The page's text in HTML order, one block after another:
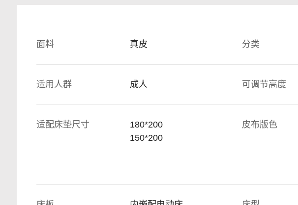
面料 真皮 分类
适用人群 成人 可调节高度
适配床垫尺寸
180*200
150*200
皮布版色